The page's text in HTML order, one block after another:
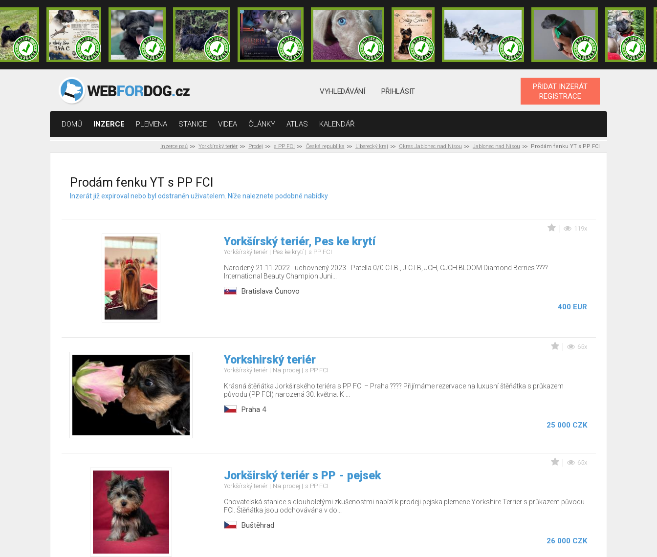
VYHLEDÁVÁNÍ PŘIHLÁSIT
PŘIDAT INZERÁT
REGISTRACE
DOMŮ INZERCE PLEMENA STANICE VIDEA ČLÁNKY ATLAS KALENDÁŘ
Inzerce psů Yorkšírský teriér Prodej s PP FCI Česká republika Liberecký kraj Okres Jablonec nad Nisou Jablonec nad Nisou Prodám fenku YT s PP FCI
Prodám fenku YT s PP FCI
Inzerát již expiroval nebo byl odstraněn uživatelem. Níže naleznete podobné nabídky
119x
Yorkšírský teriér, Pes ke krytí
Yorkšírský teriér Pes ke krytí s PP FCI
Narodený 21.11.2022 - uchovnený 2023 - Patella 0/0 C.I.B., J-C.I.B, JCH, CJCH BLOOM Diamond Berries ????
International Beauty Champion Juni...
Bratislava Čunovo
400 EUR
65x
Yorkshirský teriér
Yorkšírský teriér Na prodej s PP FCI
Krásná štěňátka Jorkširského teriéra s PP FCI – Praha ???? Přijímáme rezervace na luxusní štěňátka s průkazem
původu (PP FCI) narozená 30. května. K ...
Praha 4
25 000 CZK
65x
Jorkširský teriér s PP - pejsek
Yorkšírský teriér Na prodej s PP FCI
Chovatelská stanice s dlouholetými zkušenostmi nabízí k prodeji pejska plemene Yorkshire Terrier s průkazem původu
FCI. Štěňátka jsou odchovávána v do...
Buštěhrad
26 000 CZK